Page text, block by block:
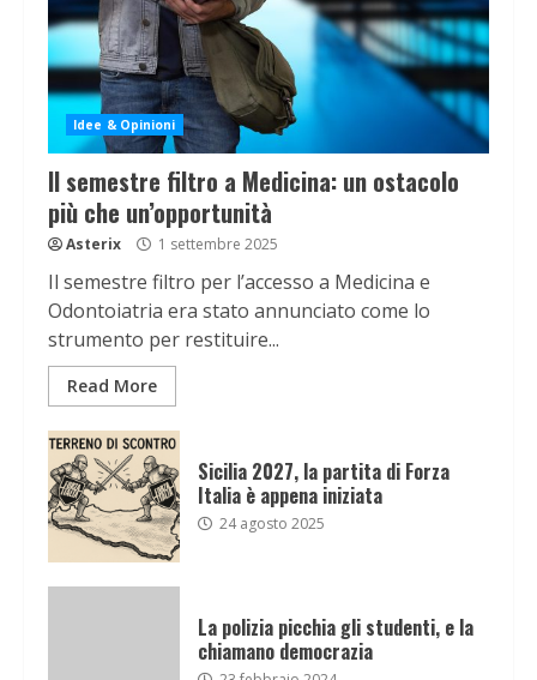
Idee & Opinioni
Il semestre filtro a Medicina: un ostacolo
più che un’opportunità
Asterix 1 settembre 2025
Il semestre filtro per l’accesso a Medicina e
Odontoiatria era stato annunciato come lo
strumento per restituire...
Read More
Sicilia 2027, la partita di Forza
Italia è appena iniziata
24 agosto 2025
La polizia picchia gli studenti, e la
chiamano democrazia